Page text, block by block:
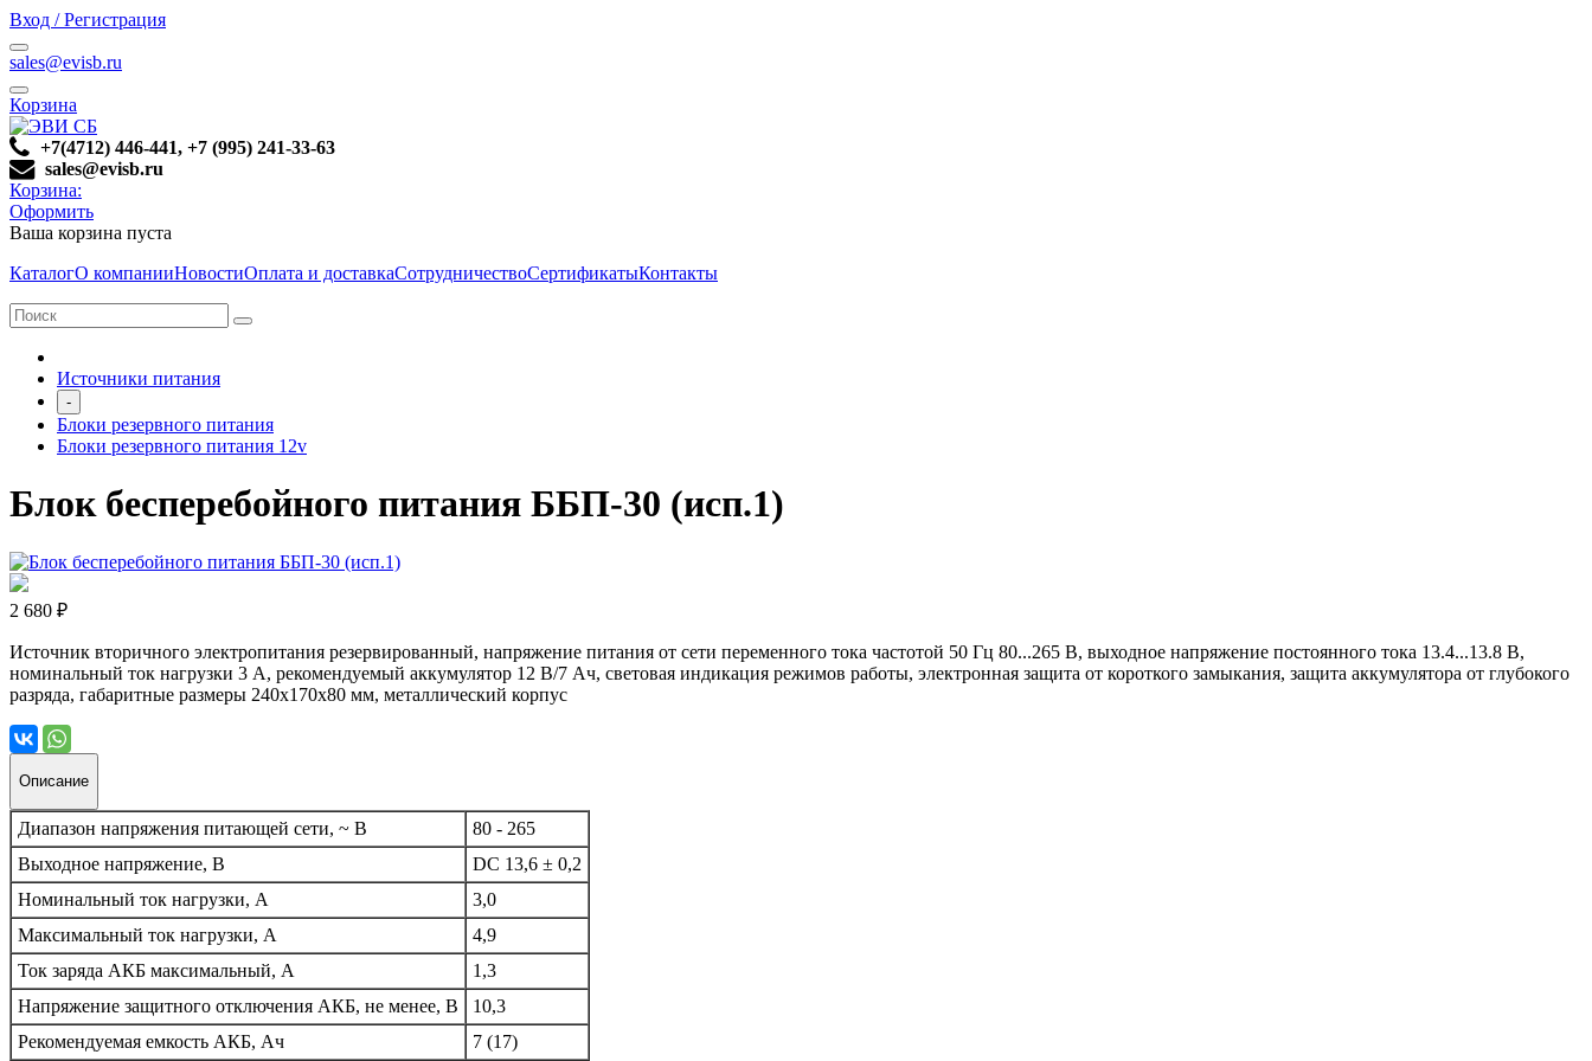
Вход / Регистрация
sales@evisb.ru
Корзина
+7(4712) 446-441, +7 (995) 241-33-63
sales@evisb.ru
Корзина:
Оформить
Ваша корзина пуста
КаталогО компанииНовостиОплата и доставкаСотрудничествоСертификатыКонтакты
Источники питания
-
Блоки резервного питания
Блоки резервного питания 12v
Блок бесперебойного питания ББП-30 (исп.1)
2 680 ₽
Источник вторичного электропитания резервированный, напряжение питания от сети переменного тока частотой 50 Гц 80...265 В, выходное напряжение постоянного тока 13.4...13.8 В,
номинальный ток нагрузки 3 А, рекомендуемый аккумулятор 12 В/7 Ач, световая индикация режимов работы, электронная защита от короткого замыкания, защита аккумулятора от глубокого
разряда, габаритные размеры 240х170х80 мм, металлический корпус
Описание
Диапазон напряжения питающей сети, ~ В
80 - 265
Выходное напряжение, В
DC 13,6 ± 0,2
Номинальный ток нагрузки, А
3,0
Максимальный ток нагрузки, А
4,9
Ток заряда АКБ максимальный, А
1,3
Напряжение защитного отключения АКБ, не менее, В
10,3
Рекомендуемая емкость АКБ, Ач
7 (17)